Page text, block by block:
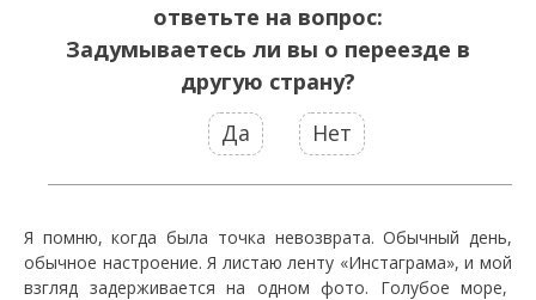
ответьте на вопрос:
Задумываетесь ли вы о переезде в
другую страну?
Да
Нет
Я помню, когда была точка невозврата. Обычный день,
обычное настроение. Я листаю ленту «Инстаграма», и мой
взгляд задерживается на одном фото. Голубое море,